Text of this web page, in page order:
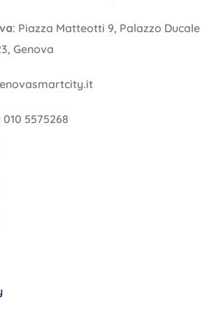
Piazza Matteotti 9, Palazzo Ducale
Genova
010 5575268